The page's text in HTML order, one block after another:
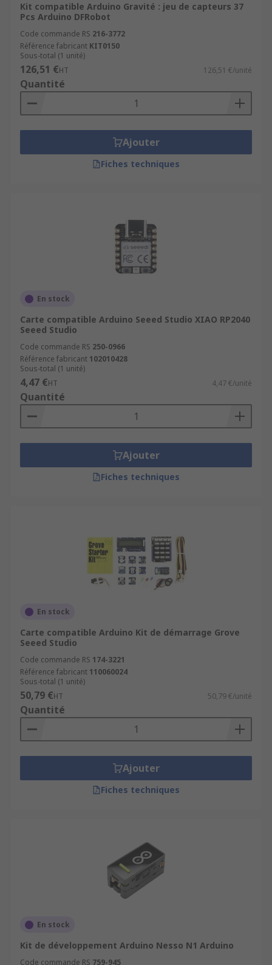
Kit compatible Arduino Gravité : jeu de capteurs 37
Pcs Arduino DFRobot
Code commande RS 216-3772
Référence fabricant KIT0150
Sous-total (1 unité)
126,51 €HT 126,51 €/unité
Quantité
Ajouter
Fiches techniques
En stock
Carte compatible Arduino Seeed Studio XIAO RP2040
Seeed Studio
Code commande RS 250-0966
Référence fabricant 102010428
Sous-total (1 unité)
4,47 €HT 4,47 €/unité
Quantité
Ajouter
Fiches techniques
En stock
Carte compatible Arduino Kit de démarrage Grove
Seeed Studio
Code commande RS 174-3221
Référence fabricant 110060024
Sous-total (1 unité)
50,79 €HT 50,79 €/unité
Quantité
Ajouter
Fiches techniques
En stock
Kit de développement Arduino Nesso N1 Arduino
Code commande RS 759-945